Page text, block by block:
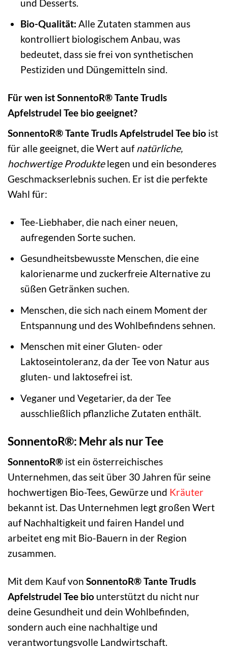
und Desserts.
Bio-Qualität: Alle Zutaten stammen aus
kontrolliert biologischem Anbau, was
bedeutet, dass sie frei von synthetischen
Pestiziden und Düngemitteln sind.
Für wen ist SonnentoR® Tante Trudls
Apfelstrudel Tee bio geeignet?
SonnentoR® Tante Trudls Apfelstrudel Tee bio ist
für alle geeignet, die Wert aufnatürliche,
hochwertige Produktelegen und ein besonderes
Geschmackserlebnis suchen. Er ist die perfekte
Wahl für:
Tee-Liebhaber, die nach einer neuen,
aufregenden Sorte suchen.
Gesundheitsbewusste Menschen, die eine
kalorienarme und zuckerfreie Alternative zu
süßen Getränken suchen.
Menschen, die sich nach einem Moment der
Entspannung und des Wohlbefindens sehnen.
Menschen mit einer Gluten- oder
Laktoseintoleranz, da der Tee von Natur aus
gluten- und laktosefrei ist.
Veganer und Vegetarier, da der Tee
ausschließlich pflanzliche Zutaten enthält.
SonnentoR®: Mehr als nur Tee
SonnentoR® ist ein österreichisches
Unternehmen, das seit über 30 Jahren für seine
hochwertigen Bio-Tees, Gewürze und Kräuter
bekannt ist. Das Unternehmen legt großen Wert
auf Nachhaltigkeit und fairen Handel und
arbeitet eng mit Bio-Bauern in der Region
zusammen.
Mit dem Kauf von SonnentoR® Tante Trudls
Apfelstrudel Tee bio unterstützt du nicht nur
deine Gesundheit und dein Wohlbefinden,
sondern auch eine nachhaltige und
verantwortungsvolle Landwirtschaft.